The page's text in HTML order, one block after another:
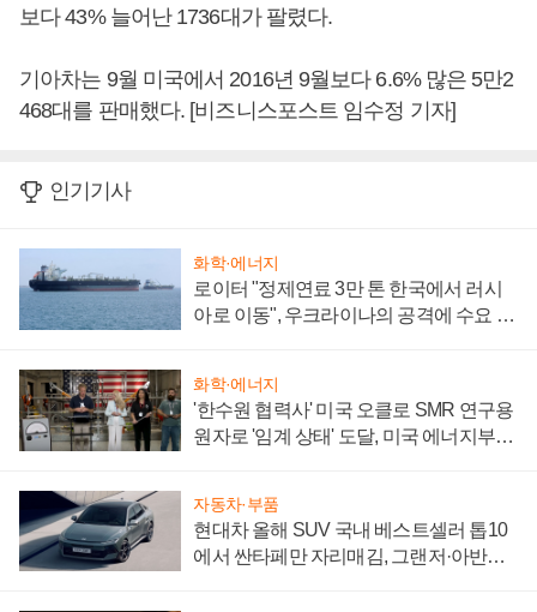
보다 43% 늘어난 1736대가 팔렸다.
기아차는 9월 미국에서 2016년 9월보다 6.6% 많은 5만2
468대를 판매했다. [비즈니스포스트 임수정 기자]
인기기사
화학·에너지
로이터 "정제연료 3만 톤 한국에서 러시
아로 이동", 우크라이나의 공격에 수요 늘
화학·에너지
'한수원 협력사' 미국 오클로 SMR 연구용
원자로 '임계 상태' 도달, 미국 에너지부
자동차·부품
현대차 올해 SUV 국내 베스트셀러 톱10
에서 싼타페만 자리매김, 그랜저·아반떼